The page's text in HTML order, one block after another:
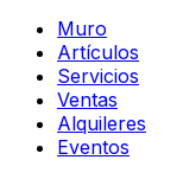
Muro
Artículos
Servicios
Ventas
Alquileres
Eventos